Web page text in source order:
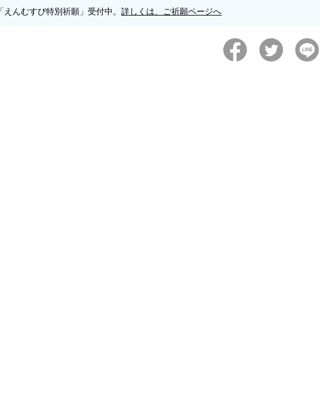
「えんむすび特別祈願」受付中。詳しくは、ご祈願ページへ